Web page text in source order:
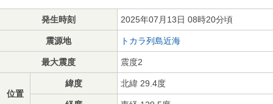
発生時刻 2025年07月13日 08時20分頃
震源地 トカラ列島近海
最大震度 震度2
位置
緯度 北緯 29.4度